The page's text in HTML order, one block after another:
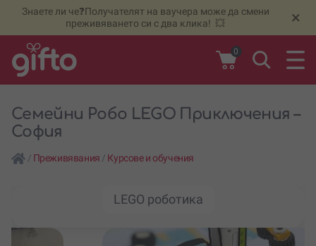
Знаете ли че❓Получателят на ваучера може да смени
преживяването си с два клика! 💥
×
0
Семейни Робо LEGO Приключения –
София
/ Преживявания / Курсове и обучения
LEGO роботика